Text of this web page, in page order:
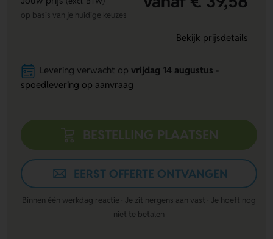
op basis van je huidige keuzes
Bekijk prijsdetails
Levering verwacht opvrijdag 14 augustus
spoedlevering op aanvraag
BESTELLING PLAATSEN
EERST OFFERTE ONTVANGEN
Binnen één werkdag reactie · Je zit nergens aan vast · Je hoeft nog
niet te betalen